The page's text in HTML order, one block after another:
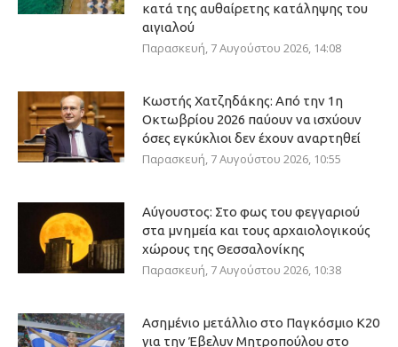
κατά της αυθαίρετης κατάληψης του
αιγιαλού
Παρασκευή, 7 Αυγούστου 2026, 14:08
Κωστής Χατζηδάκης: Από την 1η
Οκτωβρίου 2026 παύουν να ισχύουν
όσες εγκύκλιοι δεν έχουν αναρτηθεί
Παρασκευή, 7 Αυγούστου 2026, 10:55
Αύγουστος: Στο φως του φεγγαριού
στα μνημεία και τους αρχαιολογικούς
χώρους της Θεσσαλονίκης
Παρασκευή, 7 Αυγούστου 2026, 10:38
Ασημένιο μετάλλιο στο Παγκόσμιο Κ20
για την Έβελυν Μητροπούλου στο